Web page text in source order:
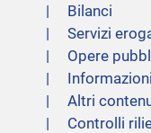
Bilanci
Servizi
Opere
Altri
Controlli